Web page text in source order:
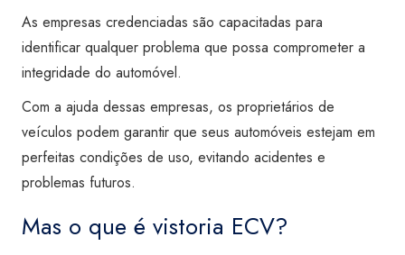
As empresas credenciadas são capacitadas para
identificar qualquer problema que possa comprometer a
integridade do automóvel.
Com a ajuda dessas empresas, os proprietários de
veículos podem garantir que seus automóveis estejam em
perfeitas condições de uso, evitando acidentes e
problemas futuros.
Mas o que é vistoria ECV?